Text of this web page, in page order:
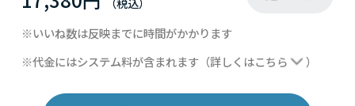
※いいね数は反映までに時間がかかります
※代金にはシステム料が含まれます（詳しくはこちら ）